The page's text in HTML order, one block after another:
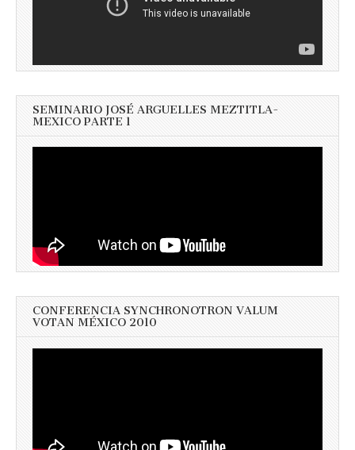
SEMINARIO JOSÉ ARGUELLES MEZTITLA-
MEXICO PARTE 1
CONFERENCIA SYNCHRONOTRON VALUM
VOTAN MÉXICO 2010